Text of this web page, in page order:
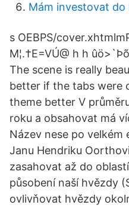
Mám investovat do
s OEBPS/
M¦.†E=VÚ@ h h
The scene is really
better if the tabs were
theme better V
roku a obsahovat má
Název nese po
Janu Hendriku
zasahovat až do
působení naší hvězdy
ovlivňovat hvězdy